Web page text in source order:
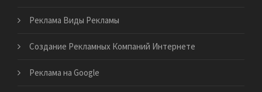
Реклама Виды Рекламы
Создание Рекламных Компаний Интернете
Реклама на Google